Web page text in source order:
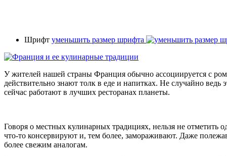
Шрифт уменьшить размер шрифта
У жителей нашей страны Франция обычно ассоциируется с
действительно знают толк в еде и напитках. Не случайно
сейчас работают в лучших ресторанах планеты.
Говоря о местных кулинарных традициях, нельзя не отметить
что-то консервируют и, тем более, замораживают. Даже
более свежим аналогам.